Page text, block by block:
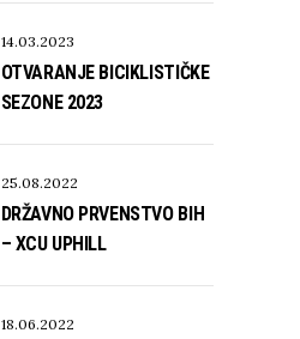
14.03.2023
OTVARANJE BICIKLISTIČKE
SEZONE 2023
25.08.2022
DRŽAVNO PRVENSTVO BIH
– XCU UPHILL
18.06.2022